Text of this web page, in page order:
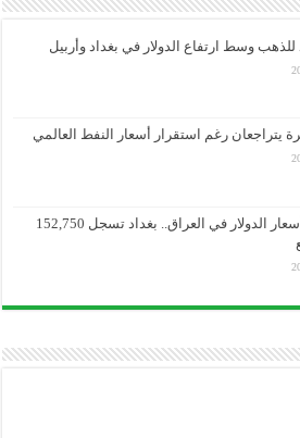
وسط ارتفاع الدولار في بغداد وأربيل
يتراجعان رغم استقرار أسعار النفط العالمي
استقرار أسعار الدولار في العراق.. بغداد تسجل 152,750